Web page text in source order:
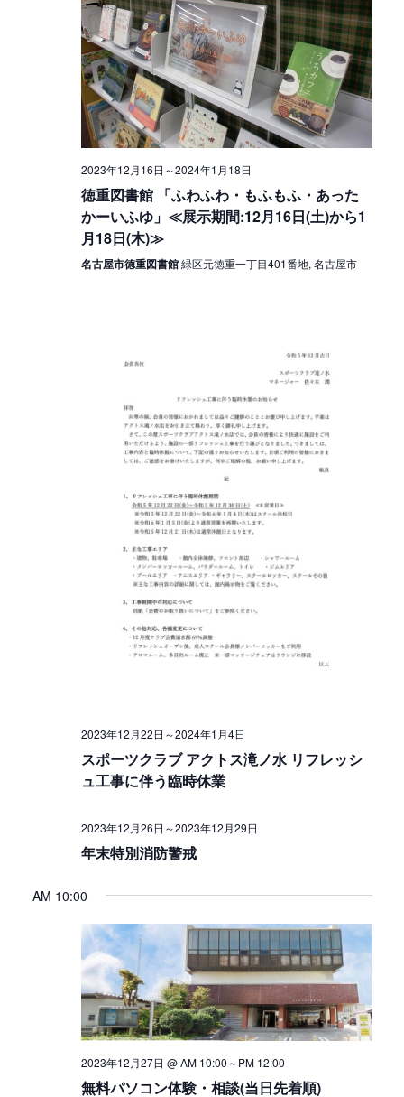
v
i
g
a
t
o
2023年12月16日 ～2024年1月18日
徳重図書館 「ふわふわ・もふもふ・あった
かーいふゆ」≪展示期間:12月16日(土)から1
月18日(木)≫
名古屋市徳重図書館緑区元徳重一丁目401番地, 名古屋市
2023年12月22日 ～2024年1月4日
スポーツクラブ アクトス滝ノ水 リフレッシ
ュ工事に伴う臨時休業
2023年12月26日 ～2023年12月29日
年末特別消防警戒
AM 10:00
2023年12月27日 @ AM 10:00～PM 12:00
無料パソコン体験・相談(当日先着順)